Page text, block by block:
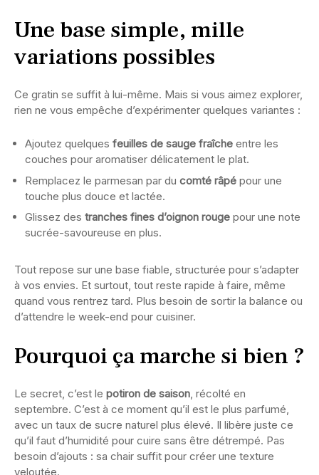
Une base simple, mille
variations possibles
Ce gratin se suffit à lui-même. Mais si vous aimez explorer,
rien ne vous empêche d’expérimenter quelques variantes :
Ajoutez quelques feuilles de sauge fraîche entre les
couches pour aromatiser délicatement le plat.
Remplacez le parmesan par du comté râpé pour une
touche plus douce et lactée.
Glissez des tranches fines d’oignon rouge pour une note
sucrée-savoureuse en plus.
Tout repose sur une base fiable, structurée pour s’adapter
à vos envies. Et surtout, tout reste rapide à faire, même
quand vous rentrez tard. Plus besoin de sortir la balance ou
d’attendre le week-end pour cuisiner.
Pourquoi ça marche si bien ?
Le secret, c’est le potiron de saison, récolté en
septembre. C’est à ce moment qu’il est le plus parfumé,
avec un taux de sucre naturel plus élevé. Il libère juste ce
qu’il faut d’humidité pour cuire sans être détrempé. Pas
besoin d’ajouts : sa chair suffit pour créer une texture
veloutée.